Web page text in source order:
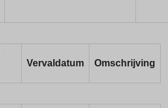
Vervaldatum Omschrijving